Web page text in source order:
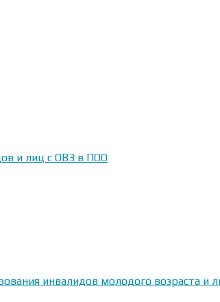
и лиц с ОВЗ в ПОО
инвалидов молодого возраста